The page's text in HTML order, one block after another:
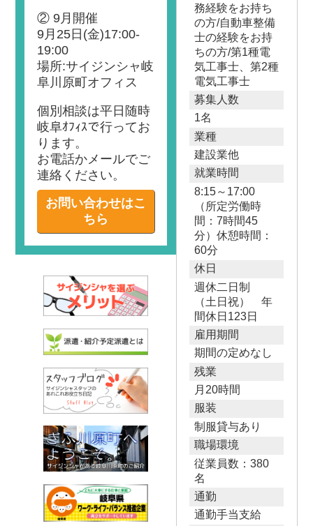
務経験をお持ち
の方/自動車整備
士の経験をお持
ちの方/第1種電
気工事士、第2種
電気工事士
募集人数
1名
業種
建設業他
就業時間
8:15～17:00
（所定労働時
間：7時間45
分）休憩時間：
60分
休日
週休二日制
（土日祝） 年
間休日123日
雇用期間
期間の定めなし
残業
月20時間
服装
制服貸与あり
職場環境
従業員数：380
名
通勤
通勤手当支給
② 9月開催
9月25日(金)17:00-
19:00
場所:サイジンシャ岐
阜川原町オフィス
個別相談は平日随時
岐阜ｵﾌｨｽで行ってお
ります。
お電話かメールでご
連絡ください。
お問い合わせはこ
ちら